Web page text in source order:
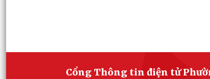
Cổng Thông tin điện tử